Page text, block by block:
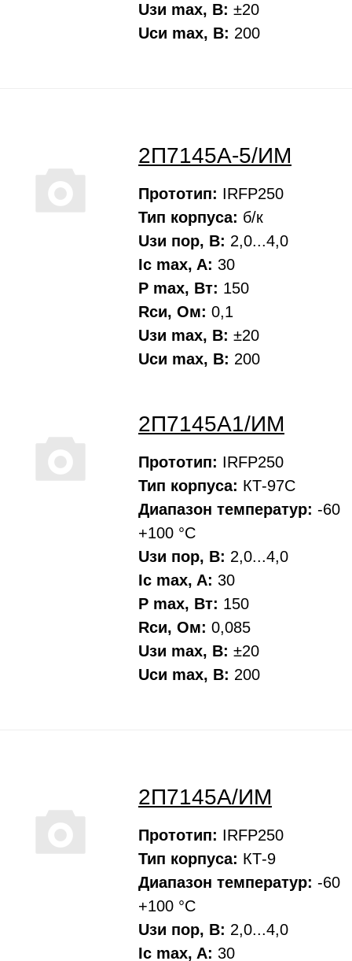
Uзи max, В: ±20
Uси max, В: 200
2П7145А-5/ИМ
Прототип: IRFP250
Тип корпуса: б/к
Uзи пор, В: 2,0...4,0
Ic max, A: 30
P max, Вт: 150
Rси, Oм: 0,1
Uзи max, В: ±20
Uси max, В: 200
2П7145А1/ИМ
Прототип: IRFP250
Тип корпуса: КТ-97С
Диапазон температур: -60
+100 °С
Uзи пор, В: 2,0...4,0
Ic max, A: 30
P max, Вт: 150
Rси, Oм: 0,085
Uзи max, В: ±20
Uси max, В: 200
2П7145А/ИМ
Прототип: IRFP250
Тип корпуса: КТ-9
Диапазон температур: -60
+100 °С
Uзи пор, В: 2,0...4,0
Ic max, A: 30